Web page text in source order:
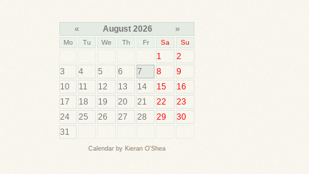
« August 2026 »
Mo Tu We Th Fr Sa Su
1
2
3
4 5 6 7 8
9
10
11 12 13 14 15
16
17
18 19 20 21 22
23
24
25 26 27 28 29
30
31
Calendar by Kieran O'Shea